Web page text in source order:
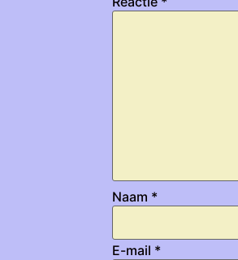
Naam *
E-mail *